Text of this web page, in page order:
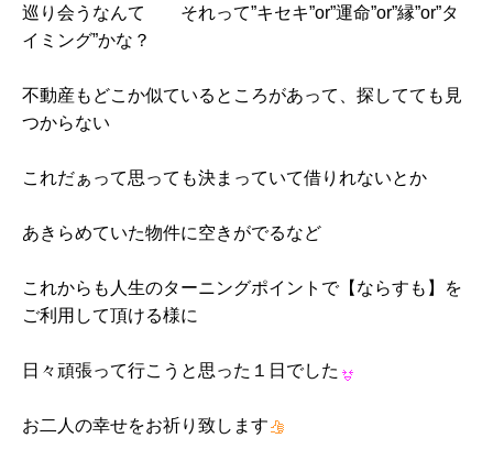
巡り会うなんて それって”キセキ”or”運命”or”縁”or”タ
イミング”かな？
不動産もどこか似ているところがあって、探してても見
つからない
これだぁって思っても決まっていて借りれないとか
あきらめていた物件に空きがでるなど
これからも人生のターニングポイントで【ならすも】を
ご利用して頂ける様に
日々頑張って行こうと思った１日でした
お二人の幸せをお祈り致します